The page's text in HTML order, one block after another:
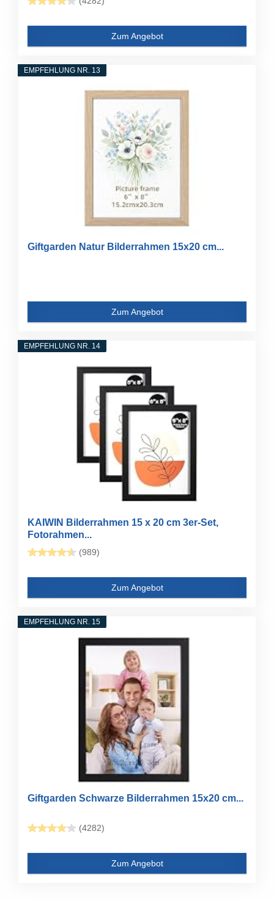
Zum Angebot
EMPFEHLUNG NR. 13
Giftgarden Natur Bilderrahmen 15x20 cm...
Zum Angebot
EMPFEHLUNG NR. 14
KAIWIN Bilderrahmen 15 x 20 cm 3er-Set,
Fotorahmen...
(989)
Zum Angebot
EMPFEHLUNG NR. 15
Giftgarden Schwarze Bilderrahmen 15x20 cm...
(4282)
Zum Angebot